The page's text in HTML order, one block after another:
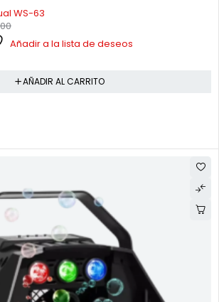
WS-63
Añadir a la lista de deseos
AÑADIR AL CARRITO